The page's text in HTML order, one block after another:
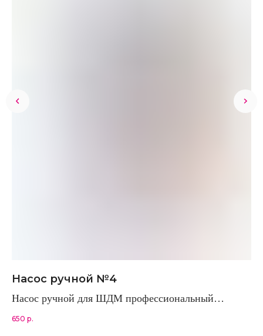
Насос ручной №4
Насос ручной для ШДМ профессиональный
Двухходовой CL-861
650 р.